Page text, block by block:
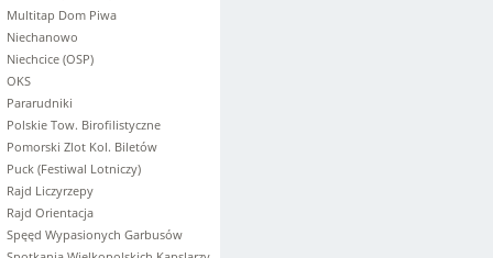
Multitap Dom Piwa
Niechanowo
Niechcice (OSP)
OKS
Pararudniki
Polskie Tow. Birofilistyczne
Pomorski Zlot Kol. Biletów
Puck (Festiwal Lotniczy)
Rajd Liczyrzepy
Rajd Orientacja
Spęęd Wypasionych Garbusów